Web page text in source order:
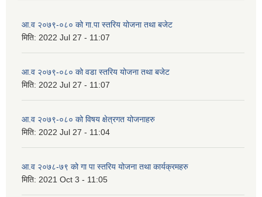
आ.व २०७९-०८० को गा.पा स्तरिय योजना तथा बजेट
मिति: 2022 Jul 27 - 11:07
आ.व २०७९-०८० को वडा स्तरिय योजना तथा बजेट
मिति: 2022 Jul 27 - 11:07
आ.व २०७९-०८० को विषय क्षेत्रगत योजनाहरु
मिति: 2022 Jul 27 - 11:04
आ.व २०७८-७९ को गा पा स्तरिय योजना तथा कार्यक्रमहरु
मिति: 2021 Oct 3 - 11:05